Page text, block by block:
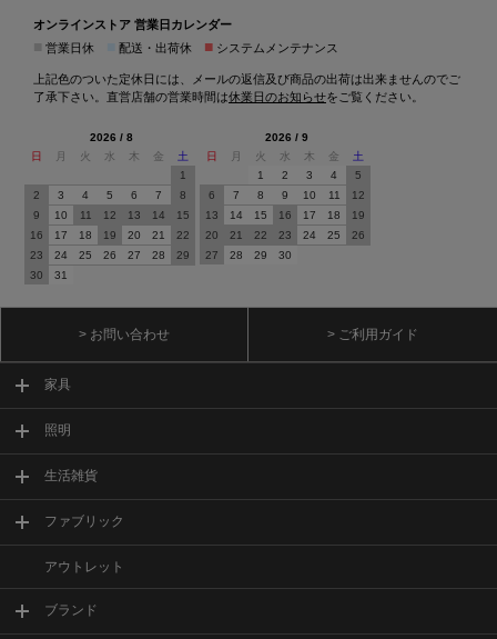
オンラインストア 営業日カレンダー
営業日休 配送・出荷休 ■ システムメンテナンス
上記色のついた定休日には、メールの返信及び商品の出荷は出来ませんのでご
了承下さい。直営店舗の営業時間は休業日のお知らせをご覧ください。
2026 / 8
日
月 火 水 木 金
土
1
2
3 4 5 6 7
8
9
10 11 12 13 14
15
16
17 18 19 20 21
22
23
24 25 26 27 28
29
30
31
2026 / 9
日
月 火 水 木 金
土
1
2 3 4
5
6
7 8 9 10 11
12
13
14 15 16 17 18
19
20
21 22 23 24 25
26
27
28 29 30
> お問い合わせ > ご利用ガイド
家具
照明
生活雑貨
ファブリック
アウトレット
ブランド